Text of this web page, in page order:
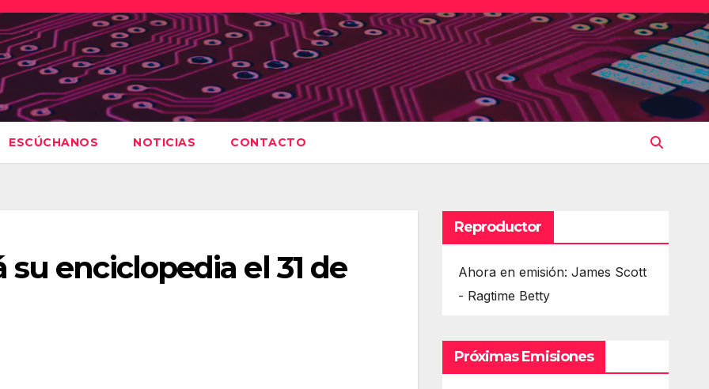
ESCÚCHANOS NOTICIAS CONTACTO
enciclopedia el 31 de
Reproductor
Ahora en emisión: James Scott
- Ragtime Betty
Próximas Emisiones